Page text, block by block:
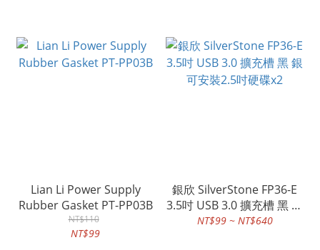
Lian Li Power Supply
Rubber Gasket PT-PP03B
NT$110
NT$99
銀欣 SilverStone FP36-E
3.5吋 USB 3.0 擴充槽 黑 銀
可安裝2.5吋硬碟x2
NT$99 ~ NT$640